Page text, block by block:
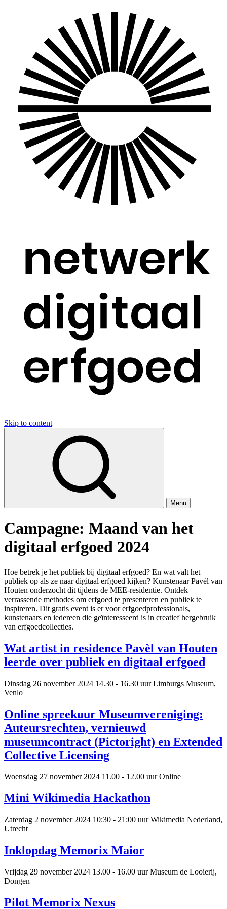
Skip to content
Menu
Campagne: Maand van het
digitaal erfgoed 2024
Hoe betrek je het publiek bij digitaal erfgoed? En wat valt het
publiek op als ze naar digitaal erfgoed kijken? Kunstenaar Pavèl van
Houten onderzocht dit tijdens de MEE-residentie. Ontdek
verrassende methodes om erfgoed te presenteren en publiek te
inspireren. Dit gratis event is er voor erfgoedprofessionals,
kunstenaars en iedereen die geïnteresseerd is in creatief hergebruik
van erfgoedcollecties.
Wat artist in residence Pavèl van Houten
leerde over publiek en digitaal erfgoed
Dinsdag 26 november 2024 14.30 - 16.30 uur Limburgs Museum,
Venlo
Online spreekuur Museumvereniging:
Auteursrechten, vernieuwd
museumcontract (Pictoright) en Extended
Collective Licensing
Woensdag 27 november 2024 11.00 - 12.00 uur Online
Mini Wikimedia Hackathon
Zaterdag 2 november 2024 10:30 - 21:00 uur Wikimedia Nederland,
Utrecht
Inklopdag Memorix Maior
Vrijdag 29 november 2024 13.00 - 16.00 uur Museum de Looierij,
Dongen
Pilot Memorix Nexus